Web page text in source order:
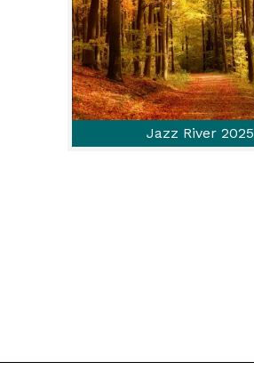
Jazz River 2025